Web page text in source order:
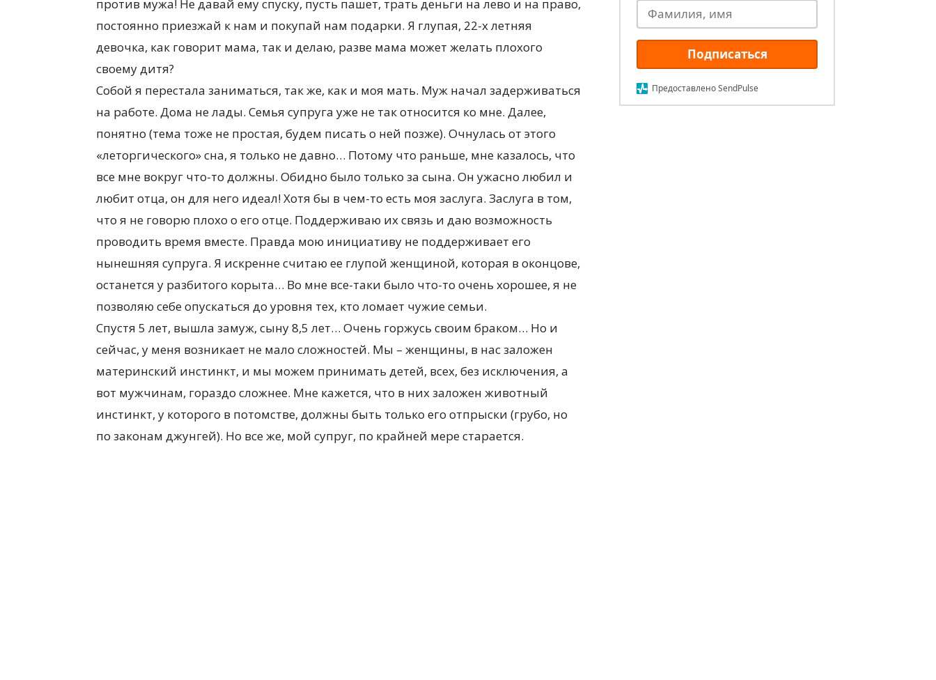
против мужа! Не давай ему спуску, пусть пашет, трать деньги на лево и на право,
постоянно приезжай к нам и покупай нам подарки. Я глупая, 22-х летняя
девочка, как говорит мама, так и делаю, разве мама может желать плохого
своему дитя?
Собой я перестала заниматься, так же, как и моя мать. Муж начал задерживаться
на работе. Дома не лады. Семья супруга уже не так относится ко мне. Далее,
понятно (тема тоже не простая, будем писать о ней позже). Очнулась от этого
«леторгического» сна, я только не давно… Потому что раньше, мне казалось, что
все мне вокруг что-то должны. Обидно было только за сына. Он ужасно любил и
любит отца, он для него идеал! Хотя бы в чем-то есть моя заслуга. Заслуга в том,
что я не говорю плохо о его отце. Поддерживаю их связь и даю возможность
проводить время вместе. Правда мою инициативу не поддерживает его
нынешняя супруга. Я искренне считаю ее глупой женщиной, которая в оконцове,
останется у разбитого корыта… Во мне все-таки было что-то очень хорошее, я не
позволяю себе опускаться до уровня тех, кто ломает чужие семьи.
Спустя 5 лет, вышла замуж, сыну 8,5 лет… Очень горжусь своим браком… Но и
сейчас, у меня возникает не мало сложностей. Мы – женщины, в нас заложен
материнский инстинкт, и мы можем принимать детей, всех, без исключения, а
вот мужчинам, гораздо сложнее. Мне кажется, что в них заложен животный
инстинкт, у которого в потомстве, должны быть только его отпрыски (грубо, но
по законам джунгей). Но все же, мой супруг, по крайней мере старается.
Подписаться
Предоставлено SendPulse